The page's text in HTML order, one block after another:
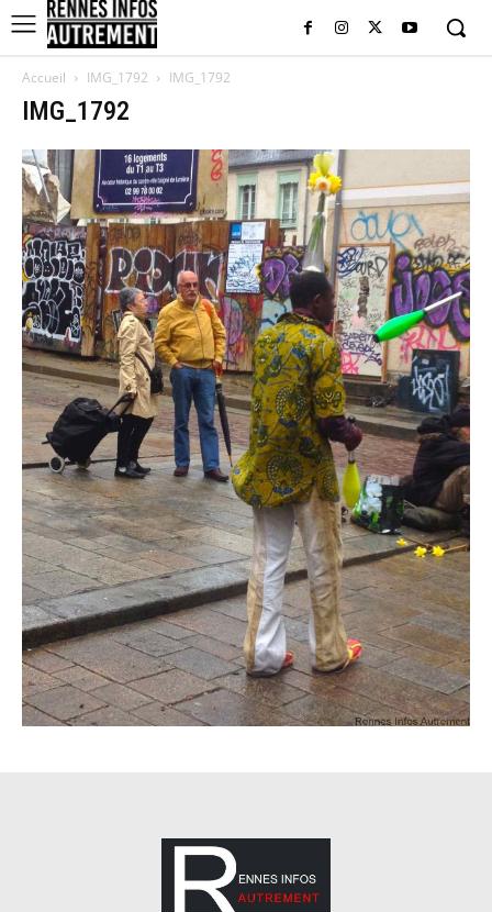
Accueil IMG_1792 IMG_1792
IMG_1792